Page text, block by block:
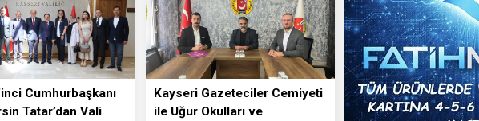
Cumhurbaşkanı
Tatar’dan Vali
Kayseri Gazeteciler Cemiyeti
ile Uğur Okulları ve